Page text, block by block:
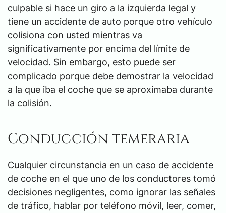
culpable si hace un giro a la izquierda legal y
tiene un accidente de auto porque otro vehículo
colisiona con usted mientras va
significativamente por encima del límite de
velocidad. Sin embargo, esto puede ser
complicado porque debe demostrar la velocidad
a la que iba el coche que se aproximaba durante
la colisión.
Conducción temeraria
Cualquier circunstancia en un caso de accidente
de coche en el que uno de los conductores tomó
decisiones negligentes, como ignorar las señales
de tráfico, hablar por teléfono móvil, leer, comer,